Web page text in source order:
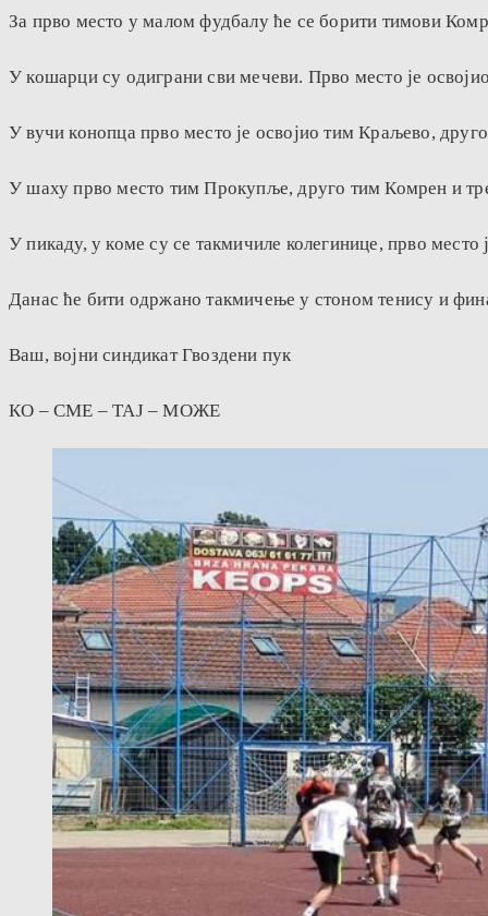
За прво место у малом фудбалу ће се борити тимови
У кошарци су одиграни сви мечеви. Прво место је
У вучи конопца прво место је освојио тим Краљево,
У шаху прво место тим Прокупље, друго тим Комрен и
У пикаду, у коме су се такмичиле колегинице, прво
Данас ће бити одржано такмичење у стоном тенису и
Ваш, војни синдикат Гвоздени пук
КО – СМЕ – ТАЈ – МОЖЕ